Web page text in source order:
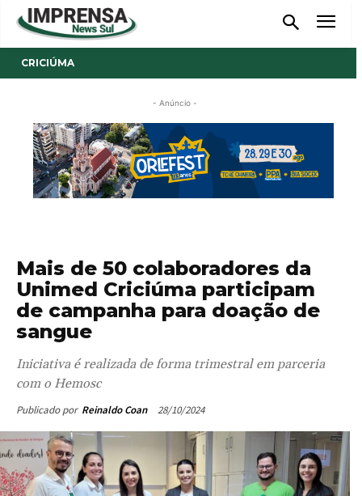
CRICIÚMA
- Anúncio -
Mais de 50 colaboradores da
Unimed Criciúma participam
de campanha para doação de
sangue
Iniciativa é realizada de forma trimestral em parceria
com o Hemosc
Publicado por Reinaldo Coan 28/10/2024